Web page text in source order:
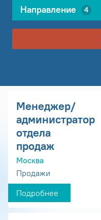
Направление 4
Менеджер/
администратор
отдела
продаж
Москва
Продажи
Подробнее